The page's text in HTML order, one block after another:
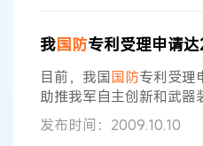
请一次而已,为什么有罪
国家秘密被一审法院判处
平上诉。2016 年 4
我国防专利受理申请达
目前，我国国防专利受理
助推我军自主创新和武器
力。谈到 国防专利制度实
益，总装备部国防专利局
发布时间：2009.10.10